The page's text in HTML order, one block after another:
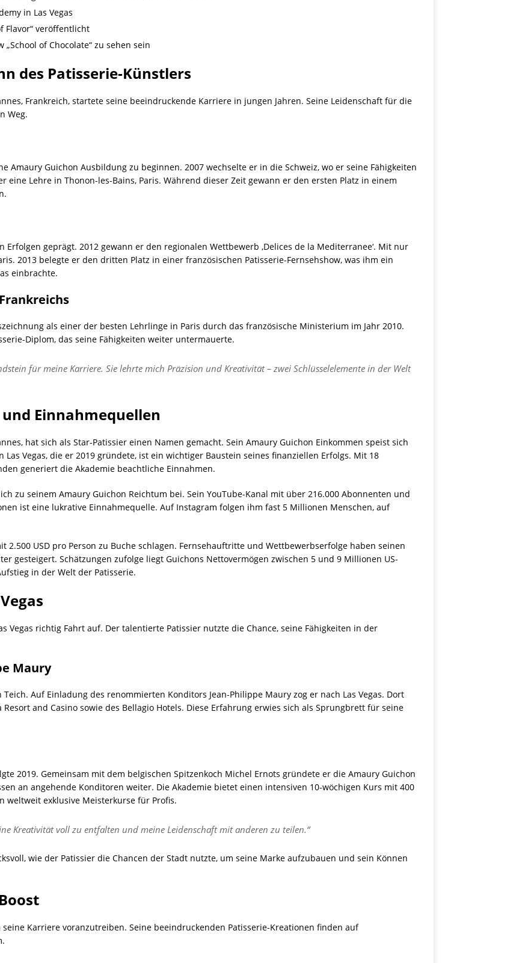
in Las Vegas
Flavor“ veröffentlicht
of Chocolate“ zu sehen sein
des Patisserie-Künstlers
Frankreich, startete seine beeindruckende Karriere in jungen Jahren. Seine Leidenschaft für die
Weg.
Amaury Guichon Ausbildung zu beginnen. 2007 wechselte er in die Schweiz, wo er seine Fähigkeiten
eine Lehre in Thonon-les-Bains, Paris. Während dieser Zeit gewann er den ersten Platz in einem
geprägt. 2012 gewann er den regionalen Wettbewerb ‚Delices de la Mediterranee‘. Mit nur
2013 belegte er den dritten Platz in einer französischen Patisserie-Fernsehshow, was ihm ein
einbrachte.
als einer der besten Lehrlinge in Paris durch das französische Ministerium im Jahr 2010.
Diplom, das seine Fähigkeiten weiter untermauerte.
für meine Karriere. Sie lehrte mich Präzision und Kreativität – zwei Schlüsselelemente in der Welt
Einnahmequellen
hat sich als Star-Patissier einen Namen gemacht. Sein Amaury Guichon Einkommen speist sich
Las Vegas, die er 2019 gründete, ist ein wichtiger Baustein seines finanziellen Erfolgs. Mit 18
generiert die Akademie beachtliche Einnahmen.
zu seinem Amaury Guichon Reichtum bei. Sein YouTube-Kanal mit über 216.000 Abonnenten und
ist eine lukrative Einnahmequelle. Auf Instagram folgen ihm fast 5 Millionen Menschen, auf
2.500 USD pro Person zu Buche schlagen. Fernsehauftritte und Wettbewerbserfolge haben seinen
gesteigert. Schätzungen zufolge liegt Guichons Nettovermögen zwischen 5 und 9 Millionen US-
in der Welt der Patisserie.
Vegas richtig Fahrt auf. Der talentierte Patissier nutzte die Chance, seine Fähigkeiten in der
Maury
Auf Einladung des renommierten Konditors Jean-Philippe Maury zog er nach Las Vegas. Dort
and Casino sowie des Bellagio Hotels. Diese Erfahrung erwies sich als Sprungbrett für seine
2019. Gemeinsam mit dem belgischen Spitzenkoch Michel Ernots gründete er die Amaury Guichon
an angehende Konditoren weiter. Die Akademie bietet einen intensiven 10-wöchigen Kurs mit 400
weltweit exklusive Meisterkurse für Profis.
Kreativität voll zu entfalten und meine Leidenschaft mit anderen zu teilen.“
wie der Patissier die Chancen der Stadt nutzte, um seine Marke aufzubauen und sein Können
Karriere voranzutreiben. Seine beeindruckenden Patisserie-Kreationen finden auf